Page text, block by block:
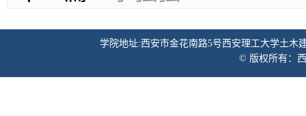
学院地址:西安市金花南路5号西安理工大学土木
© 版权所有：